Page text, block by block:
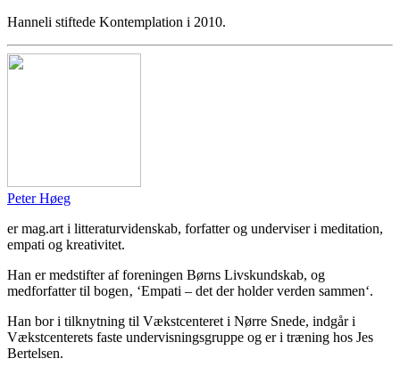
Hanneli stiftede Kontemplation i 2010.
Peter Høeg
er mag.art i litteraturvidenskab, forfatter og underviser i meditation,
empati og kreativitet.
Han er medstifter af foreningen Børns Livskundskab, og
medforfatter til bogen‚ ‘Empati – det der holder verden sammen‘.
Han bor i tilknytning til Vækstcenteret i Nørre Snede, indgår i
Vækstcenterets faste undervisningsgruppe og er i træning hos Jes
Bertelsen.